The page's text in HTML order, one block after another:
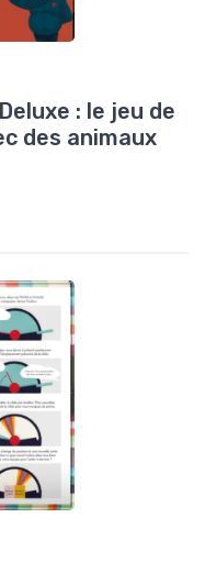
: le jeu de
des animaux